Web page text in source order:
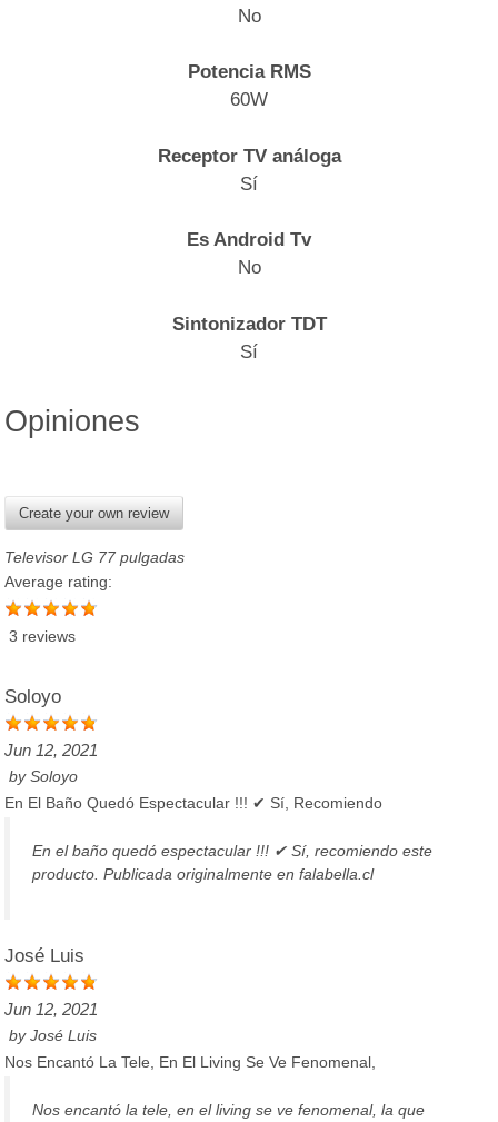
No
Potencia RMS
60W
Receptor TV análoga
Sí
Es Android Tv
No
Sintonizador TDT
Sí
Opiniones
Create your own review
Televisor LG 77 pulgadas
Average rating:
3 reviews
Soloyo
Jun 12, 2021
bySoloyo
En El Baño Quedó Espectacular !!! ✔ Sí, Recomiendo
En el baño quedó espectacular !!! ✔ Sí, recomiendo este
producto. Publicada originalmente en falabella.cl
José Luis
Jun 12, 2021
byJosé Luis
Nos Encantó La Tele, En El Living Se Ve Fenomenal,
Nos encantó la tele, en el living se ve fenomenal, la que